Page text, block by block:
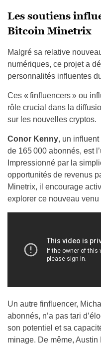
Les soutiens
Bitcoin Minetrix
Malgré sa relative
numériques, ce projet a
personnalités influentes
Ces « finfluencers » ou
rôle crucial dans la
sur les nouvelles cryptos.
Conor Kenny, un
de 165 000 abonnés, est
Impressionné par la
opportunités de revenus
Minetrix, il encourage
explorer ce nouveau
Un autre finfluencer,
abonnés, n’a pas tari
son potentiel et sa
minage. De même,